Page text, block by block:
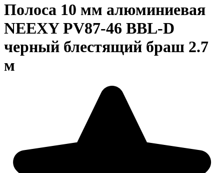
Полоса 10 мм алюминиевая
NEEXY PV87-46 BBL-D
черный блестящий браш 2.7
м